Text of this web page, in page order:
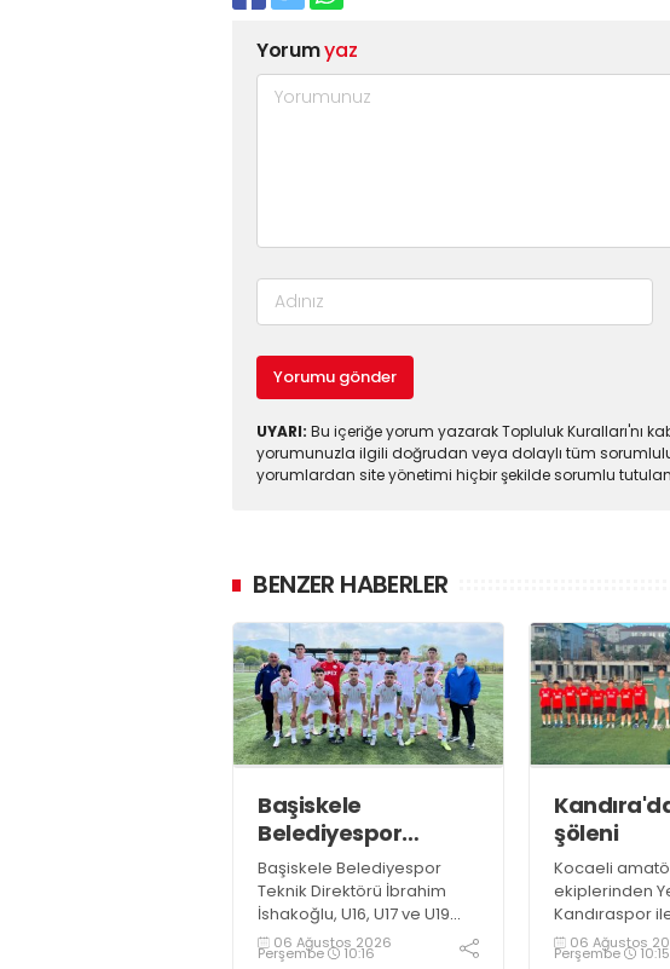
Yorumyaz
Yorumu gönder
UYARI: Bu içeriğe yorum yazarak Topluluk Kuralları'nı
yorumunuzla ilgili doğrudan veya dolaylı tüm
yorumlardan site yönetimi hiçbir şekilde sorumlu
BENZER HABERLER
Başiskele
Belediyespor
Gelişim Ligi’ne hazır
Başiskele Belediyespor
Teknik Direktörü İbrahim
İshakoğlu, U16, U17 ve U19
takımlarının mücadele
edeceği Gelişim Ligi
06 Ağustos 2026
Perşembe 10:16
şöleni
Kocaeli
ekiplerinden
Kandıraspor
U12 yaş
06 Ağustos
Perşembe 10:15